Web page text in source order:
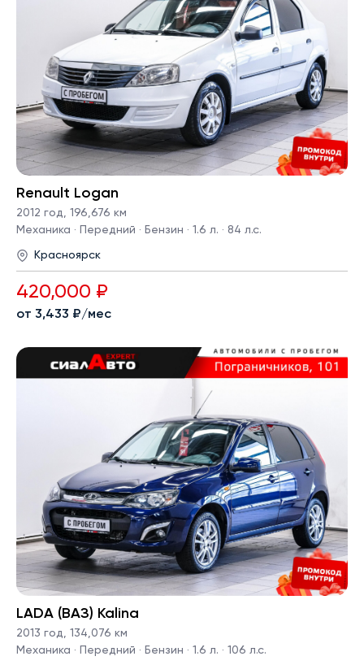
Renault Logan
2012 год, 196,676 км
Механика · Передний · Бензин · 1.6 л. · 84 л.с.
Красноярск
420,000 ₽
от 3,433 ₽/мес
LADA (ВАЗ) Kalina
2013 год, 134,076 км
Механика · Передний · Бензин · 1.6 л. · 106 л.с.